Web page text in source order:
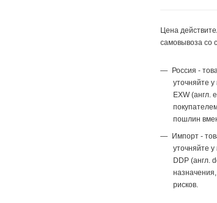
Цена
самовывоза со
Россия -
уточняйте
EXW (англ.
пошлин
Импорт -
уточняйте
DDP (англ.
рисков.